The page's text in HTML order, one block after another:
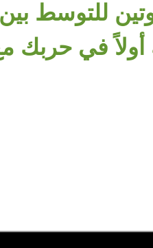
للتوسط بين
في حربك